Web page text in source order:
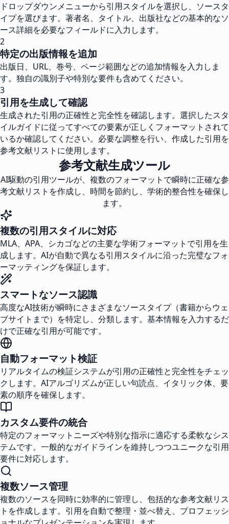
ドロップダウンメニューから引用スタイルを選択し、ソースタ
イプを選びます。著者名、タイトル、出版社などの基本的なソ
ース詳細を必要なフィールドに入力します。
2
特定の出版情報を追加
出版日、URL、巻号、ページ範囲などの追加情報を入力しま
す。独自の識別子や特別な要件も含めてください。
3
引用を生成して確認
生成された引用の正確性と完全性を確認します。選択したスタ
イルガイドに従ってすべての要素が正しくフォーマットされて
いるか確認してください。必要な調整を行い、作成した引用を
参考文献リストに使用します。
参考文献生成ツール
AI駆動の引用ツールが、複数のフォーマットで瞬時に正確な参
考文献リストを作成し、時間を節約し、学術的整合性を確保し
ます。
複数の引用スタイルに対応
MLA、APA、シカゴなどの主要な学術フォーマットで引用を生
成します。AIが自動で異なる引用スタイルに沿った完璧なフォ
ーマッティングを保証します。
スマートなソース認識
高度なAI技術が瞬時にさまざまなソースタイプ（書籍からウェ
ブサイトまで）を特定し、分類します。基本情報を入力するだ
けで正確な引用が可能です。
自動フォーマット検証
リアルタイムの検証システムが引用の正確性と完全性をチェッ
クします。AIアルゴリズムが正しい句読点、イタリック体、要
素の順序を確保します。
カスタム要件の統合
特定のフォーマットニーズや特別な指示に適応する柔軟なシス
テムです。一般的なガイドラインを維持しつつユニークな引用
要件に対応します。
複数ソース管理
複数のソースを同時に効率的に管理し、包括的な参考文献リス
トを作成します。引用を自動で整理・並べ替え、プロフェッシ